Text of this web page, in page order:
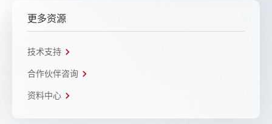
更多资源
技术支持
合作伙伴咨询
资料中心